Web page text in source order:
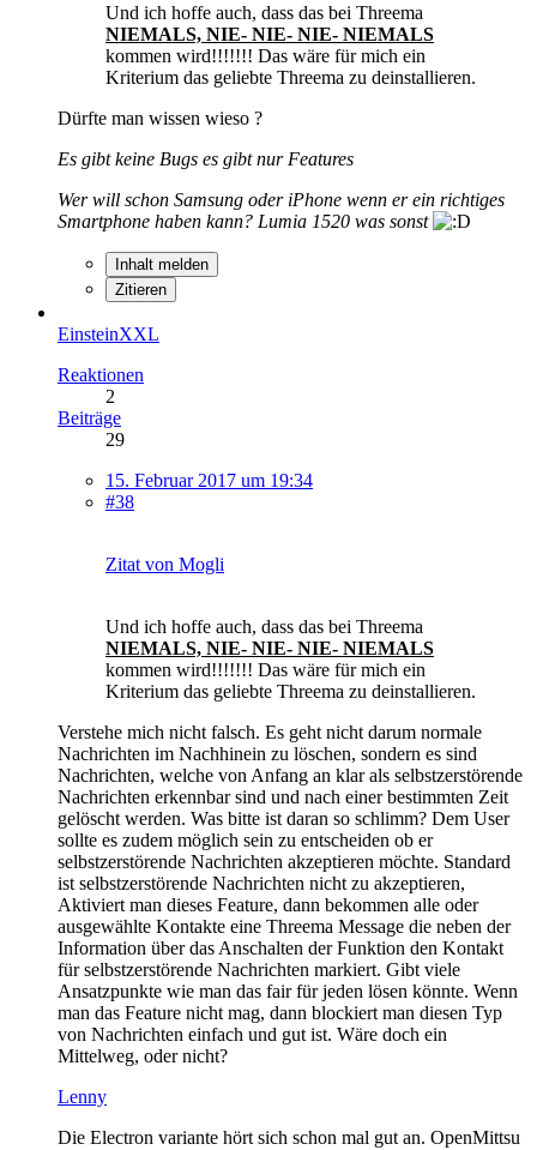
Und ich hoffe auch, dass das bei Threema
NIEMALS, NIE- NIE- NIE- NIEMALS
kommen wird!!!!!!! Das wäre für mich ein
Kriterium das geliebte Threema zu deinstallieren.
Dürfte man wissen wieso ?
Es gibt keine Bugs es gibt nur Features
Wer will schon Samsung oder iPhone wenn er ein richtiges
Smartphone haben kann? Lumia 1520 was sonst
Inhalt melden
Zitieren
EinsteinXXL
Reaktionen
2
Beiträge
29
15. Februar 2017 um 19:34
#38
Zitat von Mogli
Und ich hoffe auch, dass das bei Threema
NIEMALS, NIE- NIE- NIE- NIEMALS
kommen wird!!!!!!! Das wäre für mich ein
Kriterium das geliebte Threema zu deinstallieren.
Verstehe mich nicht falsch. Es geht nicht darum normale
Nachrichten im Nachhinein zu löschen, sondern es sind
Nachrichten, welche von Anfang an klar als selbstzerstörende
Nachrichten erkennbar sind und nach einer bestimmten Zeit
gelöscht werden. Was bitte ist daran so schlimm? Dem User
sollte es zudem möglich sein zu entscheiden ob er
selbstzerstörende Nachrichten akzeptieren möchte. Standard
ist selbstzerstörende Nachrichten nicht zu akzeptieren,
Aktiviert man dieses Feature, dann bekommen alle oder
ausgewählte Kontakte eine Threema Message die neben der
Information über das Anschalten der Funktion den Kontakt
für selbstzerstörende Nachrichten markiert. Gibt viele
Ansatzpunkte wie man das fair für jeden lösen könnte. Wenn
man das Feature nicht mag, dann blockiert man diesen Typ
von Nachrichten einfach und gut ist. Wäre doch ein
Mittelweg, oder nicht?
Lenny
Die Electron variante hört sich schon mal gut an. OpenMittsu